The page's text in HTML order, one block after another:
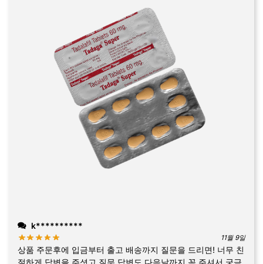
k**********
11월 9일
상품 주문후에 입금부터 출고 배송까지 질문을 드리면! 너무 친